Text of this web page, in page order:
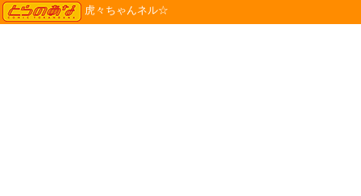
TORANOANA
虎々ちゃんネル☆